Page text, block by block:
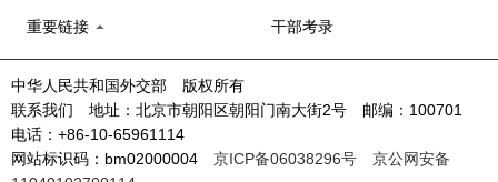
重要链接 干部考录
中华人民共和国外交部 版权所有
联系我们 地址：北京市朝阳区朝阳门南大街2号 邮编：100701
电话：+86-10-65961114
网站标识码：bm02000004 京ICP备06038296号
京公网安备